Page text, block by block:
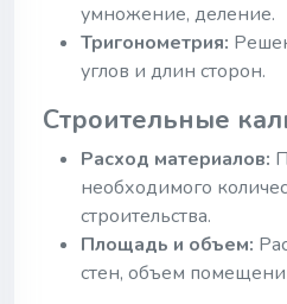
умножение, деление.
Тригонометрия:
углов и длин сторон.
Строительные
Расход материалов:
необходимого
строительства.
Площадь и объем:
стен, объем